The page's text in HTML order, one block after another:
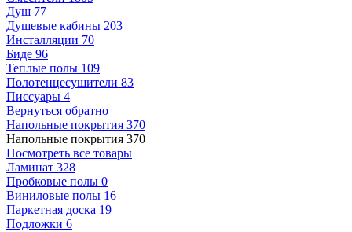
Душ 77
Душевые кабины 203
Инсталляции 70
Биде 96
Теплые полы 109
Полотенцесушители 83
Писсуары 4
Вернуться обратно
Напольные покрытия 370
Напольные покрытия 370
Посмотреть все товары
Ламинат 328
Пробковые полы 0
Виниловые полы 16
Паркетная доска 19
Подложки 6